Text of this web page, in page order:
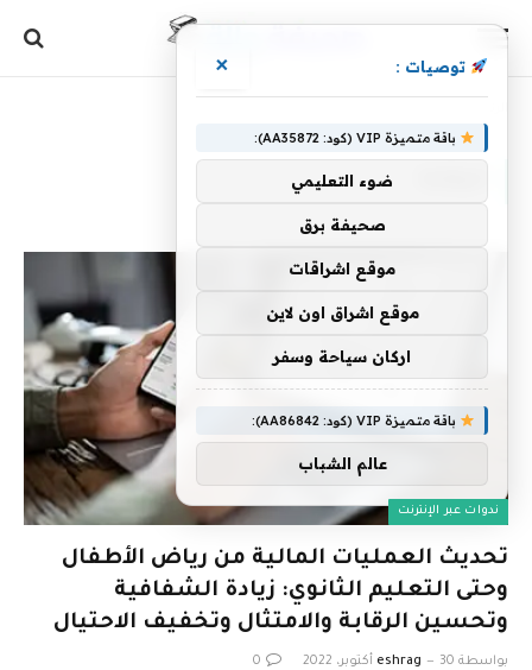
ندوات عبر الإنترنت
تحديث العمليات المالية من رياض الأطفال
وحتى التعليم الثانوي: زيادة الشفافية
وتحسين الرقابة والامتثال وتخفيف الاحتيال
بواسطة eshrag 30 أكتوبر، 2022 0
توصيات : ×
باقة متميزة VIP (كود: AA35872):
ضوء التعليمي
صحيفة برق
موقع اشراقات
موقع اشراق اون لاين
اركان سياحة وسفر
باقة متميزة VIP (كود: AA86842):
عالم الشباب